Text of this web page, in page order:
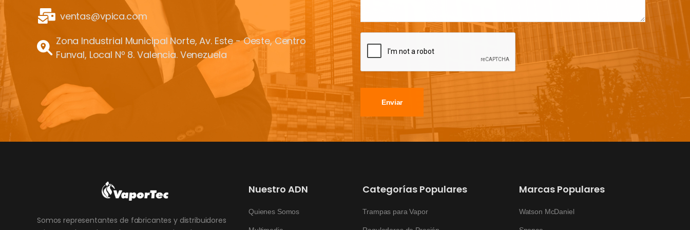
ventas@vpica.com
Zona Industrial Municipal Norte, Av. Este - Oeste, Centro
Funval, Local Nº 8. Valencia. Venezuela
Enviar
Somos representantes de fabricantes y distribuidores
Nuestro ADN
Quienes Somos
Categorías Populares
Trampas para Vapor
Marcas Populares
Watson McDaniel